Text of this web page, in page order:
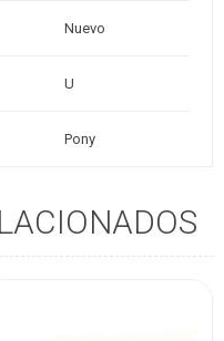
Nuevo
U
Pony